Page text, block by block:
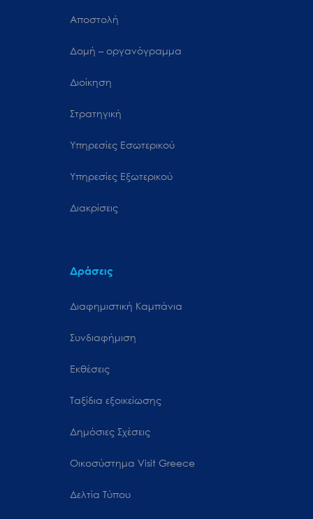
Αποστολή
Δομή – οργανόγραμμα
Διοίκηση
Στρατηγική
Υπηρεσίες Εσωτερικού
Υπηρεσίες Εξωτερικού
Διακρίσεις
Δράσεις
Διαφημιστική Καμπάνια
Συνδιαφήμιση
Εκθέσεις
Ταξίδια εξοικείωσης
Δημόσιες Σχέσεις
Oικοσύστημα Visit Greece
Δελτία Τύπου